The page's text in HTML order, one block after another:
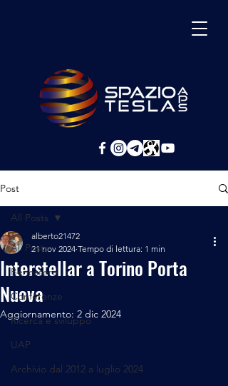
Post
All Posts
Benessere
Conferenze
Ricerca e sviluppo
UAP
Archivio dal 2012 a luglio 2024
All Posts
Interstellar a Torino Porta
Nuova
alberto21472
21 nov 2024 Tempo di lettura: 1 min
Aggiornamento: 2 dic 2024